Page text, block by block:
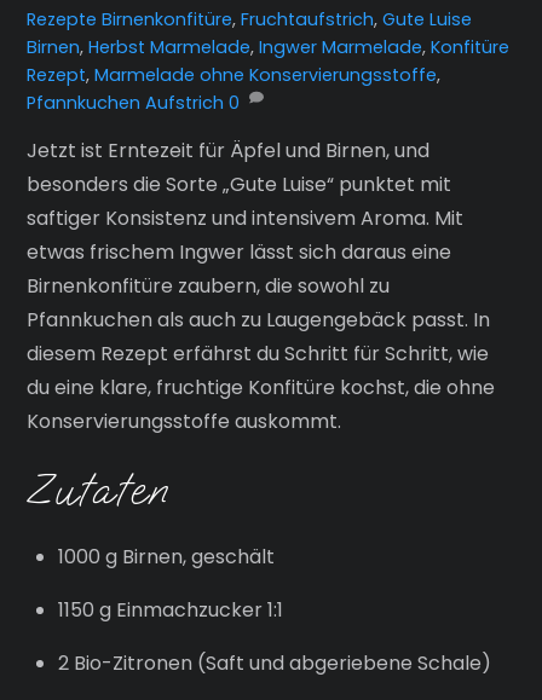
Rezepte Birnenkonfitüre,Fruchtaufstrich,Gute Luise
Birnen,Herbst Marmelade,Ingwer Marmelade,Konfitüre
Rezept,Marmelade ohne Konservierungsstoffe,
Pfannkuchen Aufstrich 0
Jetzt ist Erntezeit für Äpfel und Birnen, und
besonders die Sorte „Gute Luise“ punktet mit
saftiger Konsistenz und intensivem Aroma. Mit
etwas frischem Ingwer lässt sich daraus eine
Birnenkonfitüre zaubern, die sowohl zu
Pfannkuchen als auch zu Laugengebäck passt. In
diesem Rezept erfährst du Schritt für Schritt, wie
du eine klare, fruchtige Konfitüre kochst, die ohne
Konservierungsstoffe auskommt.
Zutaten
1000 g Birnen, geschält
1150 g Einmachzucker 1:1
2 Bio-Zitronen (Saft und abgeriebene Schale)